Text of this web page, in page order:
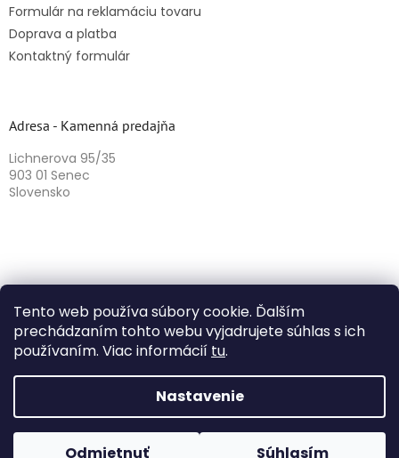
Tento web používa súbory cookie. Ďalším
prechádzaním tohto webu vyjadrujete súhlas s ich
používaním. Viac informácií tu.
Nastavenie
Odmietnuť Súhlasím
Formulár na reklamáciu tovaru
Doprava a platba
Kontaktný formulár
Adresa - Kamenná predajňa
Lichnerova 95/35
903 01 Senec
Slovensko
Copyright 2026Herbazika. Všetky práva vyhradené.